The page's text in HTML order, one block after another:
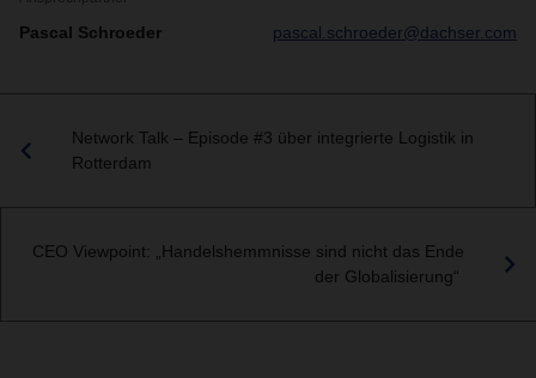
Pascal Schroeder pascal.schroeder@dachser.com
Network Talk – Episode #3 über integrierte Logistik in
Rotterdam
CEO Viewpoint: „Handelshemmnisse sind nicht das Ende
der Globalisierung“